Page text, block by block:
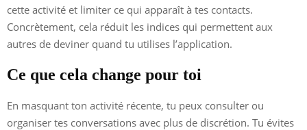
cette activité et limiter ce qui apparaît à tes contacts.
Concrètement, cela réduit les indices qui permettent aux
autres de deviner quand tu utilises l’application.
Ce que cela change pour toi
En masquant ton activité récente, tu peux consulter ou
organiser tes conversations avec plus de discrétion. Tu évites